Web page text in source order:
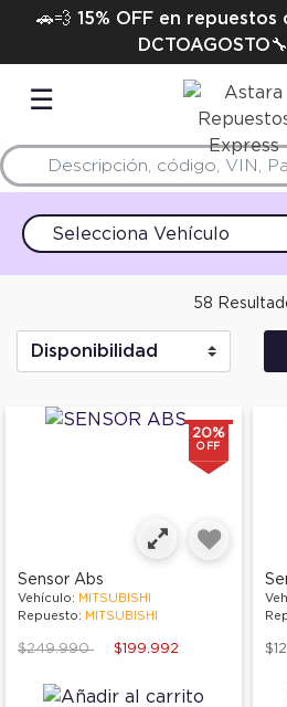
🚗💨 15% OFF en repuestos
☰
Selecciona Vehículo
58
20%
OFF
Sensor Abs
Vehículo: MITSUBISHI
Repuesto: MITSUBISHI
Price reduced from
$249.990to $199.992